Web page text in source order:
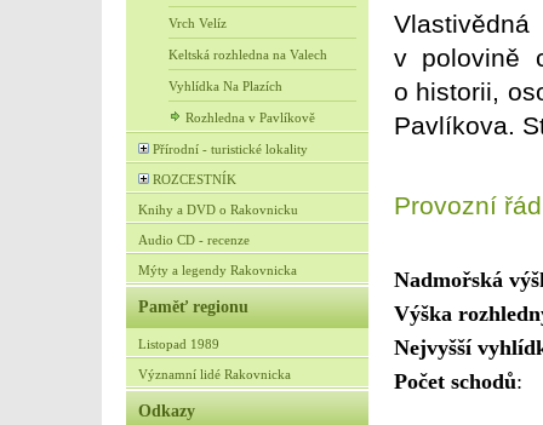
Vrch Velíz
Keltská rozhledna na Valech
Vyhlídka Na Plazích
Rozhledna v Pavlíkově
Přírodní - turistické lokality
ROZCESTNÍK
Knihy a DVD o Rakovnicku
Audio CD - recenze
Mýty a legendy Rakovnicka
Paměť regionu
Listopad 1989
Významní lidé Rakovnicka
Odkazy
v polovině
o historii,
Pavlíkova.
Provozní
Nadmořská
Výška
Nejvyšší
Počet schodů: